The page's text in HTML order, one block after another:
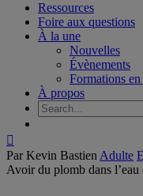
Ressources
Foire aux questions
À la une
Nouvelles
Évènements
Formations
À propos

Par Kevin Bastien Adulte
Avoir du plomb dans